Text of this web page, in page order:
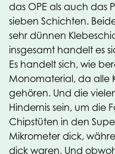
das OPE als auch das
sieben Schichten.
sehr dünnen
insgesamt handelt es
Es handelt sich, wie
Monomaterial, da alle
gehören. Und die
Hindernis sein, um die
Chipstüten in den
Mikrometer dick,
dick waren. Und